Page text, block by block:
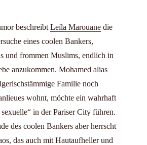
beschreibt Leïla Marouane die
eines coolen Bankers,
und frommen Muslims, endlich in
anzukommen. Mohamed alias
Familie noch
wohnt, möchte ein wahrhaft
in der Pariser City führen.
des coolen Bankers aber herrscht
das auch mit Hautaufheller und